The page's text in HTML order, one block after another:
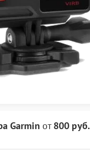
Garmin от800 руб.